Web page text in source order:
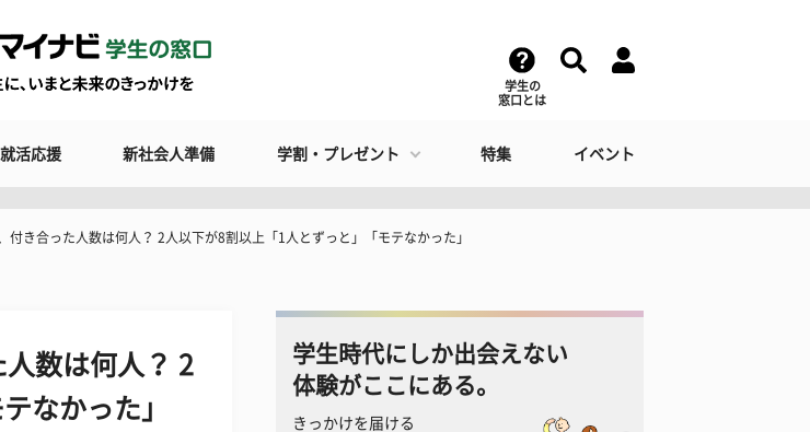
学生の
窓口とは
就活応援 新社会人準備 学割・プレゼント 特集 イベント
付き合った人数は何人？ 2人以下が8割以上「1人とずっと」「モテなかった」
数は何人？ 2
なかった」
学生時代にしか出会えない
体験がここにある。
きっかけを届ける